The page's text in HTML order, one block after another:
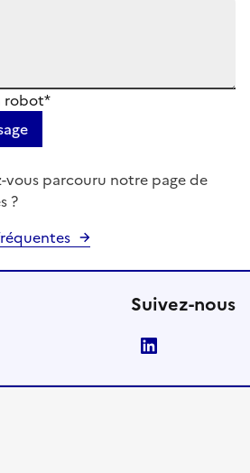
robot*
vous parcouru notre page de
?
Suivez-nous